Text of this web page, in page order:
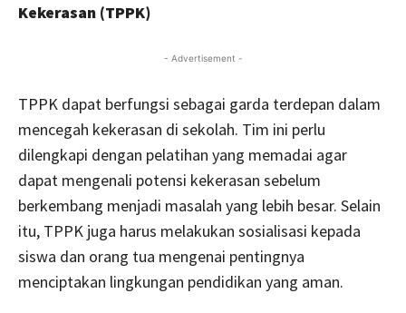
Kekerasan (TPPK)
- Advertisement -
TPPK dapat berfungsi sebagai garda terdepan dalam
mencegah kekerasan di sekolah. Tim ini perlu
dilengkapi dengan pelatihan yang memadai agar
dapat mengenali potensi kekerasan sebelum
berkembang menjadi masalah yang lebih besar. Selain
itu, TPPK juga harus melakukan sosialisasi kepada
siswa dan orang tua mengenai pentingnya
menciptakan lingkungan pendidikan yang aman.